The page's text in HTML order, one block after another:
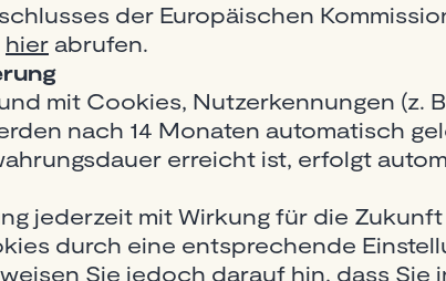
der Europäischen
hier abrufen.
mit Cookies, Nutzerkennungen (z.
nach 14 Monaten automatisch
erreicht ist, erfolgt
jederzeit mit Wirkung für die
durch eine entsprechende
Sie jedoch darauf hin, dass Sie